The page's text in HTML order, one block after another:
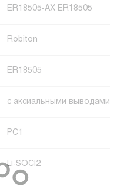
ER18505-AX ER18505
Robiton
ER18505
с аксиальными выводами
PC1
Li-SOCl2